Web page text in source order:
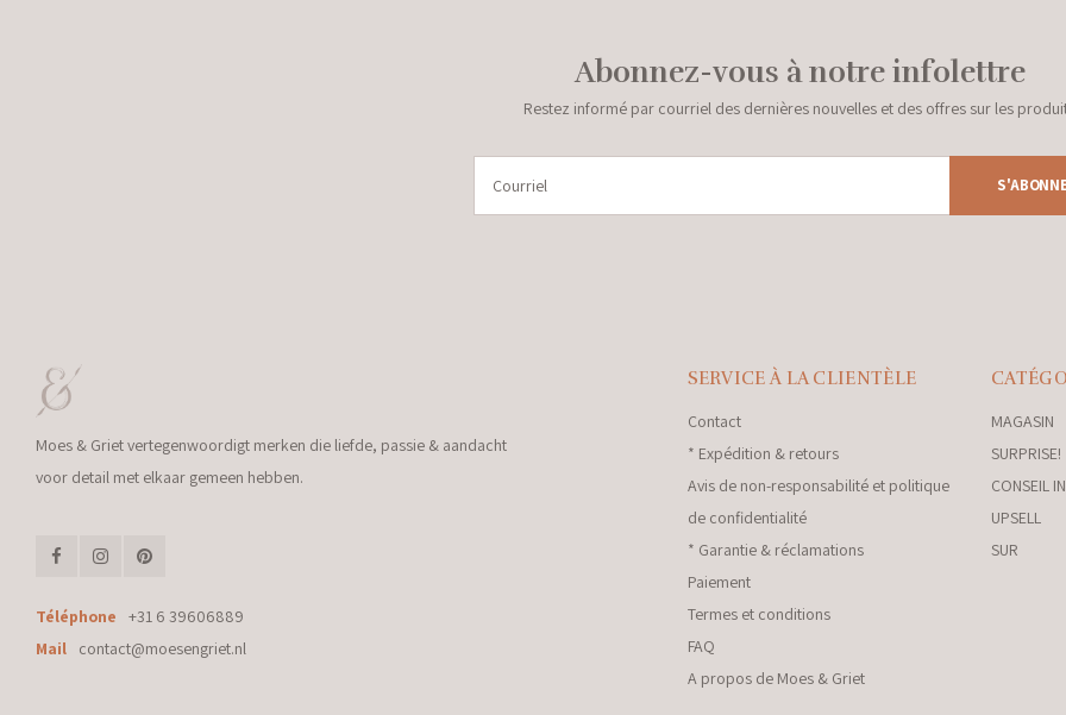
Abonnez-vous à notre infolettre
Restez informé par courriel des dernières nouvelles et des offres sur les
Moes & Griet vertegenwoordigt merken die liefde, passie & aandacht
voor detail met elkaar gemeen hebben.
Téléphone
+31 6 39606889
Mail
contact@moesengriet.nl
SERVICE À LA CLIENTÈLE
Contact
* Expédition & retours
Avis de non-responsabilité et politique
de confidentialité
* Garantie & réclamations
Paiement
Termes et conditions
FAQ
A propos de Moes & Griet
MAGASIN
SURPRISE!
CONSEIL
UPSELL
SUR